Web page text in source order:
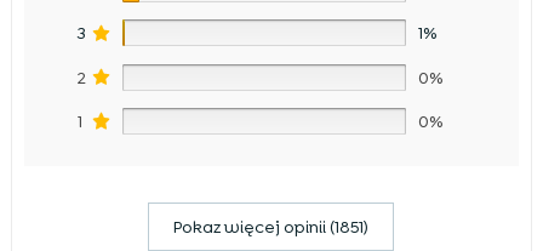
3 1%
2 0%
1 0%
Pokaz więcej opinii (1851)